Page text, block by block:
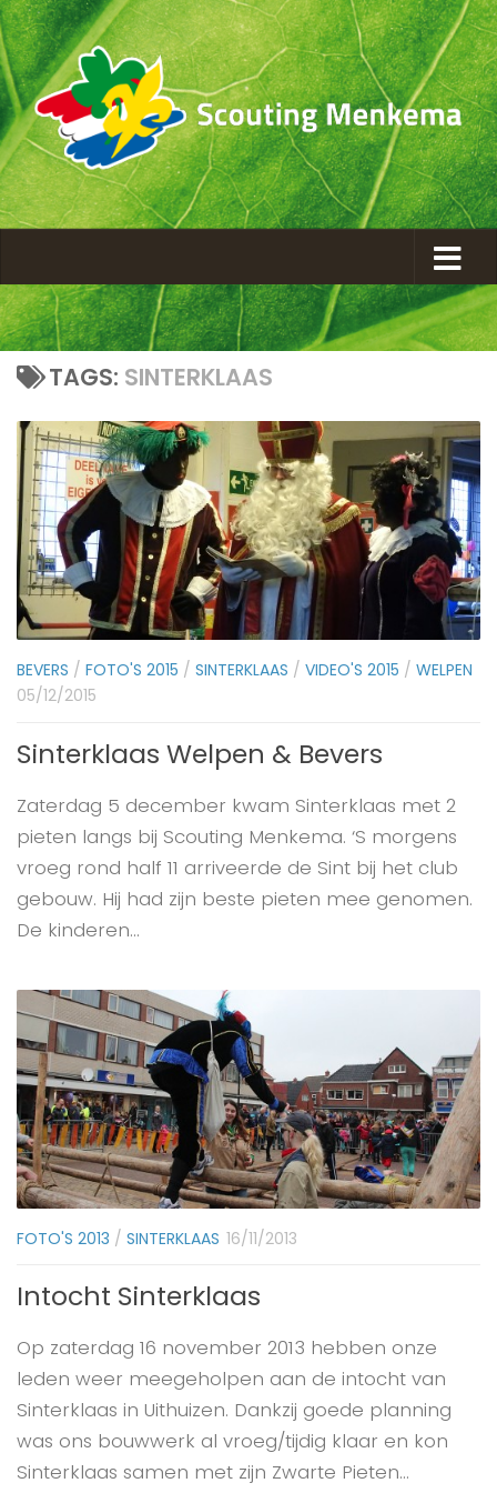
TAGS: SINTERKLAAS
BEVERS / FOTO'S 2015 / SINTERKLAAS / VIDEO'S 2015 / WELPEN
05/12/2015
Sinterklaas Welpen & Bevers
Zaterdag 5 december kwam Sinterklaas met 2
pieten langs bij Scouting Menkema. ‘S morgens
vroeg rond half 11 arriveerde de Sint bij het club
gebouw. Hij had zijn beste pieten mee genomen.
De kinderen...
FOTO'S 2013 / SINTERKLAAS 16/11/2013
Intocht Sinterklaas
Op zaterdag 16 november 2013 hebben onze
leden weer meegeholpen aan de intocht van
Sinterklaas in Uithuizen. Dankzij goede planning
was ons bouwwerk al vroeg/tijdig klaar en kon
Sinterklaas samen met zijn Zwarte Pieten...